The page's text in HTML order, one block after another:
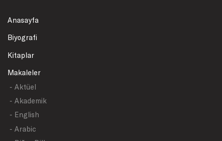
Anasayfa
Biyografi
Kitaplar
Makaleler
- Aktüel
- Akademik
- English
- Arabic